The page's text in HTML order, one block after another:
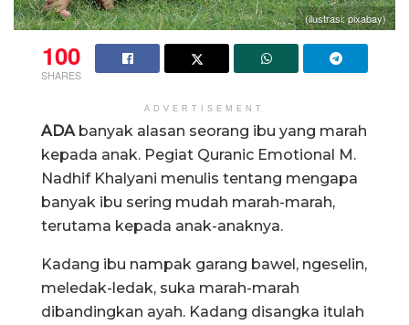
(ilustrasi: pixabay)
100
SHARES
ADVERTISEMENT
ADA banyak alasan seorang ibu yang marah
kepada anak. Pegiat Quranic Emotional M.
Nadhif Khalyani menulis tentang mengapa
banyak ibu sering mudah marah-marah,
terutama kepada anak-anaknya.
Kadang ibu nampak garang bawel, ngeselin,
meledak-ledak, suka marah-marah
dibandingkan ayah. Kadang disangka itulah